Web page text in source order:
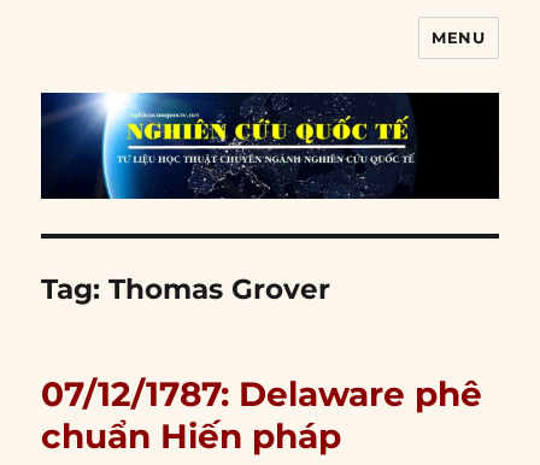
MENU
Tag:Thomas Grover
07/12/1787: Delaware phê
chuẩn Hiến pháp